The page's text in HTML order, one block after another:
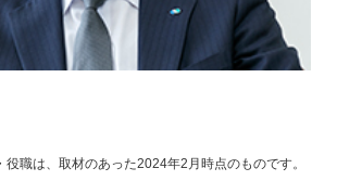
役職は、取材のあった2024年2月時点のものです。